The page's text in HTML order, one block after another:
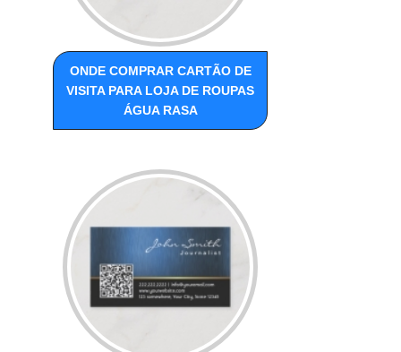
ONDE COMPRAR CARTÃO DE
VISITA PARA LOJA DE ROUPAS
ÁGUA RASA